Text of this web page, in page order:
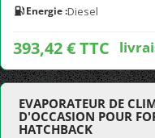
Energie :Diesel
393,42 € TTC
EVAPORATEUR DE
D'OCCASION POUR
HATCHBACK